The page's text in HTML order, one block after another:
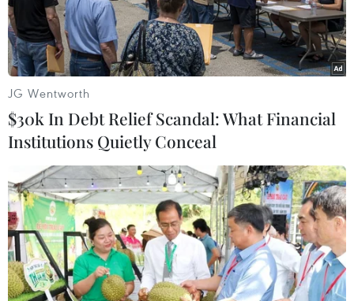
TIN LIÊN QUAN
JG Wentworth
$30k In Debt Relief Scandal: What Financial
Institutions Quietly Conceal